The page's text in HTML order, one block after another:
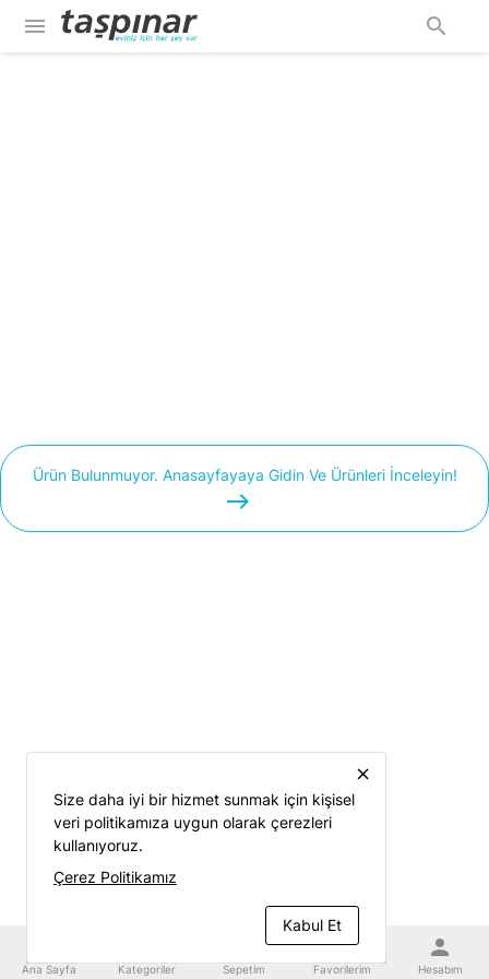
menu search
Ürün Bulunmuyor. Anasayfayaya Gidin Ve Ürünleri İnceleyin!
easts
Ana Sayfa Kategoriler Sepetim
favorite
Favorilerim
person
Hesabım
close
Size daha iyi bir hizmet sunmak için kişisel
veri politikamıza uygun olarak çerezleri
kullanıyoruz.
Çerez Politikamız
Kabul Et